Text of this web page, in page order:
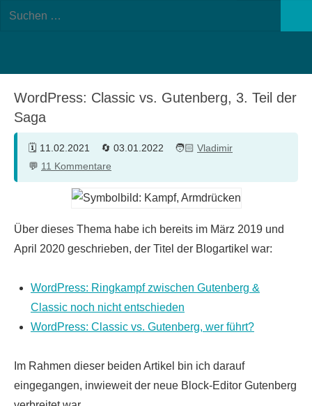
Suchen
WordPress: Classic vs. Gutenberg, 3. Teil der
Saga
11.02.2021 03.01.2022
Vladimir
11 Kommentare
Über dieses Thema habe ich bereits im März 2019 und
April 2020 geschrieben, der Titel der Blogartikel war:
WordPress: Ringkampf zwischen Gutenberg &
Classic noch nicht entschieden
WordPress: Classic vs. Gutenberg, wer führt?
Im Rahmen dieser beiden Artikel bin ich darauf
eingegangen, inwieweit der neue Block-Editor Gutenberg